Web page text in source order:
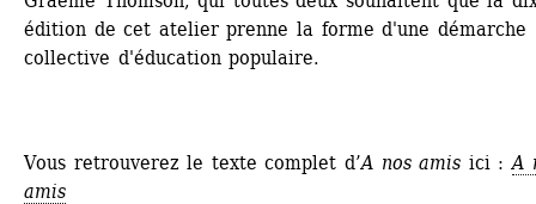
édition de cet atelier prenne la forme d'une démarche
collective d'éducation populaire.
Vous retrouverez le texte complet d’A nos amis ici : A
amis